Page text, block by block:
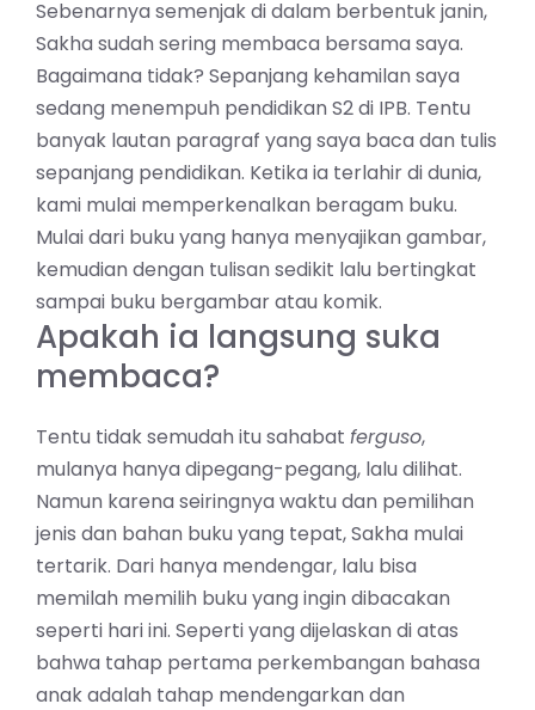
Sebenarnya semenjak di dalam berbentuk janin,
Sakha sudah sering membaca bersama saya.
Bagaimana tidak? Sepanjang kehamilan saya
sedang menempuh pendidikan S2 di IPB. Tentu
banyak lautan paragraf yang saya baca dan tulis
sepanjang pendidikan. Ketika ia terlahir di dunia,
kami mulai memperkenalkan beragam buku.
Mulai dari buku yang hanya menyajikan gambar,
kemudian dengan tulisan sedikit lalu bertingkat
sampai buku bergambar atau komik.
Apakah ia langsung suka
membaca?
Tentu tidak semudah itu sahabat ferguso,
mulanya hanya dipegang-pegang, lalu dilihat.
Namun karena seiringnya waktu dan pemilihan
jenis dan bahan buku yang tepat, Sakha mulai
tertarik. Dari hanya mendengar, lalu bisa
memilah memilih buku yang ingin dibacakan
seperti hari ini. Seperti yang dijelaskan di atas
bahwa tahap pertama perkembangan bahasa
anak adalah tahap mendengarkan dan